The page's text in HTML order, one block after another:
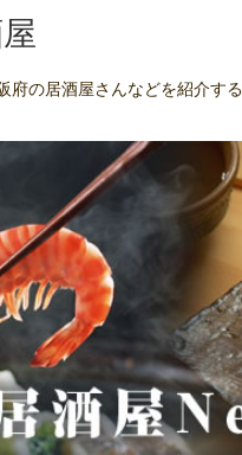
府の居酒屋さんなどを紹介す